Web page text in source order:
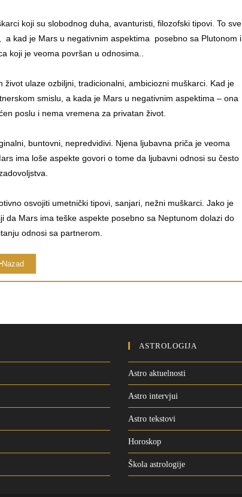
koji su slobodnog duha, avanturisti, filozofski tipovi. To sve
kad je Mars u negativnim aspektima posebno sa Plutonom i
koji je veoma površan u odnosima..
ulaze ozbiljni, tradicionalni, ambiciozni muškarci. Kad je
smislu, a kada je Mars u negativnim aspektima – ona
poslu i nema vremena za privatan život.
buntovni, nepredvidivi. Njena ljubavna priča je veoma
ima loše aspekte govori o tome da ljubavni odnosi su često
osvojiti umetnički tipovi, sanjari, nežni muškarci. Jako je
Mars ima teške aspekte posebno sa Neptunom dolazi do
odnosi sa partnerom.
Nazad
ASTROLOGIJA
Astro aktuelnosti
Astro intervjui
Astro tekstovi
Horoskop
Škola astrologije